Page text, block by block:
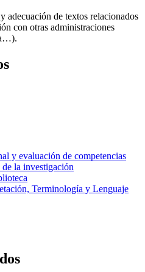
adecuación de textos relacionados
con otras administraciones
y evaluación de competencias
la investigación
Terminología y Lenguaje